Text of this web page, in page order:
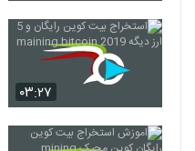
۰۳:۲۷